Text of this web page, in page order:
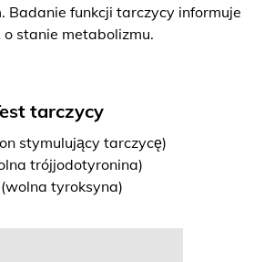
Badanie funkcji tarczycy informuje
o stanie metabolizmu.
tarczycy
stymulujący tarczycę)
trójjodotyronina)
tyroksyna)